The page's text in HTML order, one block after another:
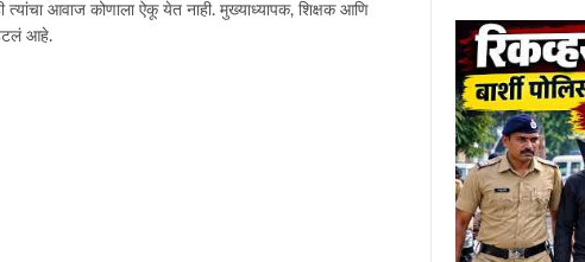
आवाज कोणाला ऐकू येत नाही. मुख्याध्यापक, शिक्षक आणि
आहे.